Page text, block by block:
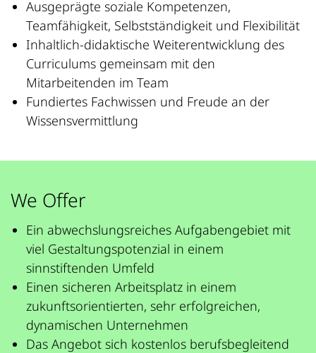
Ausgeprägte soziale Kompetenzen,
Teamfähigkeit, Selbstständigkeit und Flexibilität
Inhaltlich-didaktische Weiterentwicklung des
Curriculums gemeinsam mit den
Mitarbeitenden im Team
Fundiertes Fachwissen und Freude an der
Wissensvermittlung
We Offer
Ein abwechslungsreiches Aufgabengebiet mit
viel Gestaltungspotenzial in einem
sinnstiftenden Umfeld
Einen sicheren Arbeitsplatz in einem
zukunftsorientierten, sehr erfolgreichen,
dynamischen Unternehmen
Das Angebot sich kostenlos berufsbegleitend